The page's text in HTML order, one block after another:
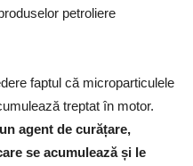
petroliere
faptul că microparticulele
treptat în motor.
agent de curățare,
se acumulează și le